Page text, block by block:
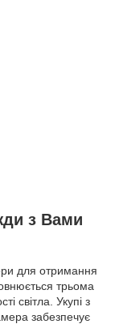
з Вами
для отримання
трьома
світла. Укупі з
забезпечує